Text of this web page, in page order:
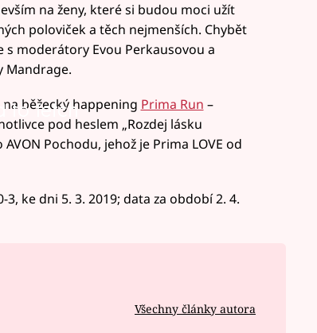
na ženy, které si budou moci užít
poloviček a těch nejmenších. Chybět
s moderátory Evou Perkausovou a
Mandrage.
to fetch
běžecký happening Prima Run –
pod heslem „Rozdej lásku
Pochodu, jehož je Prima LOVE od
3, ke dni 5. 3. 2019; data za období 2. 4.
Všechny články autora